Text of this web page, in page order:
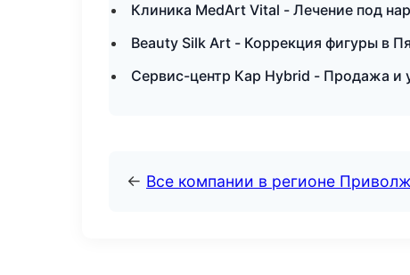
Клиника MedArt Vital - Лечение под
Beauty Silk Art - Коррекция фигуры в
Сервис-центр Кар Hybrid - Продажа и
← Все компании в регионе